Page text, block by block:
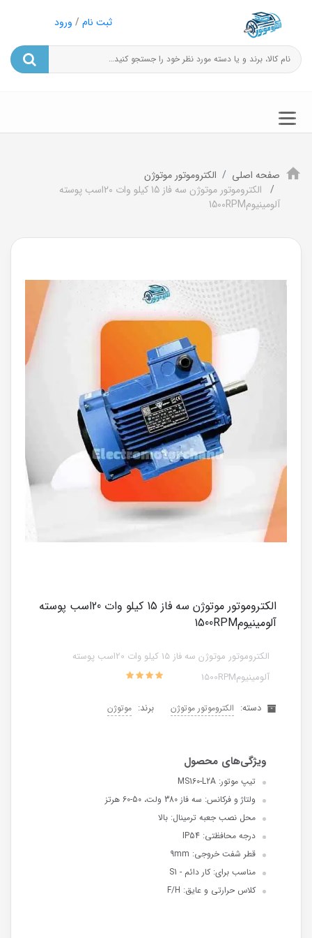
ثبت نام / ورود
صفحه اصلی
الکتروموتور موتوژن
الکتروموتور موتوژن سه فاز 15 کیلو وات 20اسب پوسته
آلومینیوم1500RPM
الکتروموتور موتوژن سه فاز 15 کیلو وات 20اسب پوسته
آلومینیوم1500RPM
الکتروموتور موتوژن سه فاز 15 کیلو وات 20اسب پوسته
آلومینیوم1500RPM
دسته: الکتروموتور موتوژن برند: موتوژن
تیپ موتور: MS160-L2A
ولتاژ و فرکانس: سه فاز 380 ولت، 50-60 هرتز
محل نصب جعبه ترمینال: بالا
درجه محافظتی: IP54
قطر شفت خروجی: 9mm
مناسب برای: کار دائم - S1
کلاس حرارتی و عایق: F/H